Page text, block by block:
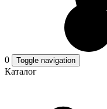
0 Toggle navigation
Каталог